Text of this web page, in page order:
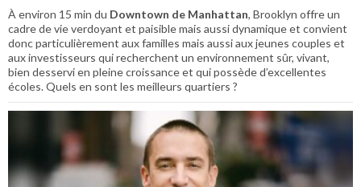
À environ 15 min du Downtown de Manhattan, Brooklyn offre un
cadre de vie verdoyant et paisible mais aussi dynamique et convient
donc particulièrement aux familles mais aussi aux jeunes couples et
aux investisseurs qui recherchent un environnement sûr, vivant,
bien desservi en pleine croissance et qui possède d’excellentes
écoles. Quels en sont les meilleurs quartiers ?